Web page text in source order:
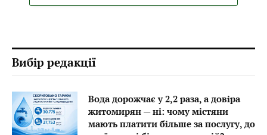
Вибір редакції
Вода дорожчає у 2,2 раза, а довіра
житомирян — ні: чому містяни
мають платити більше за послугу, до